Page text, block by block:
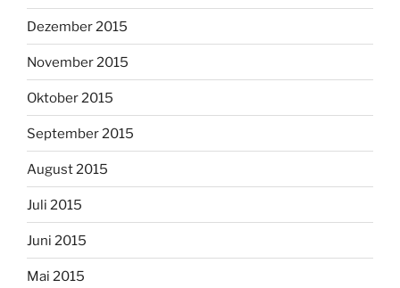
Dezember 2015
November 2015
Oktober 2015
September 2015
August 2015
Juli 2015
Juni 2015
Mai 2015